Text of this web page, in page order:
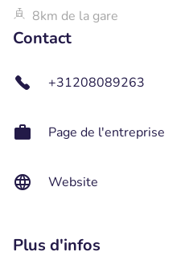
8km de la gare
Contact
+31208089263
Page de l'entreprise
Website
Plus d'infos